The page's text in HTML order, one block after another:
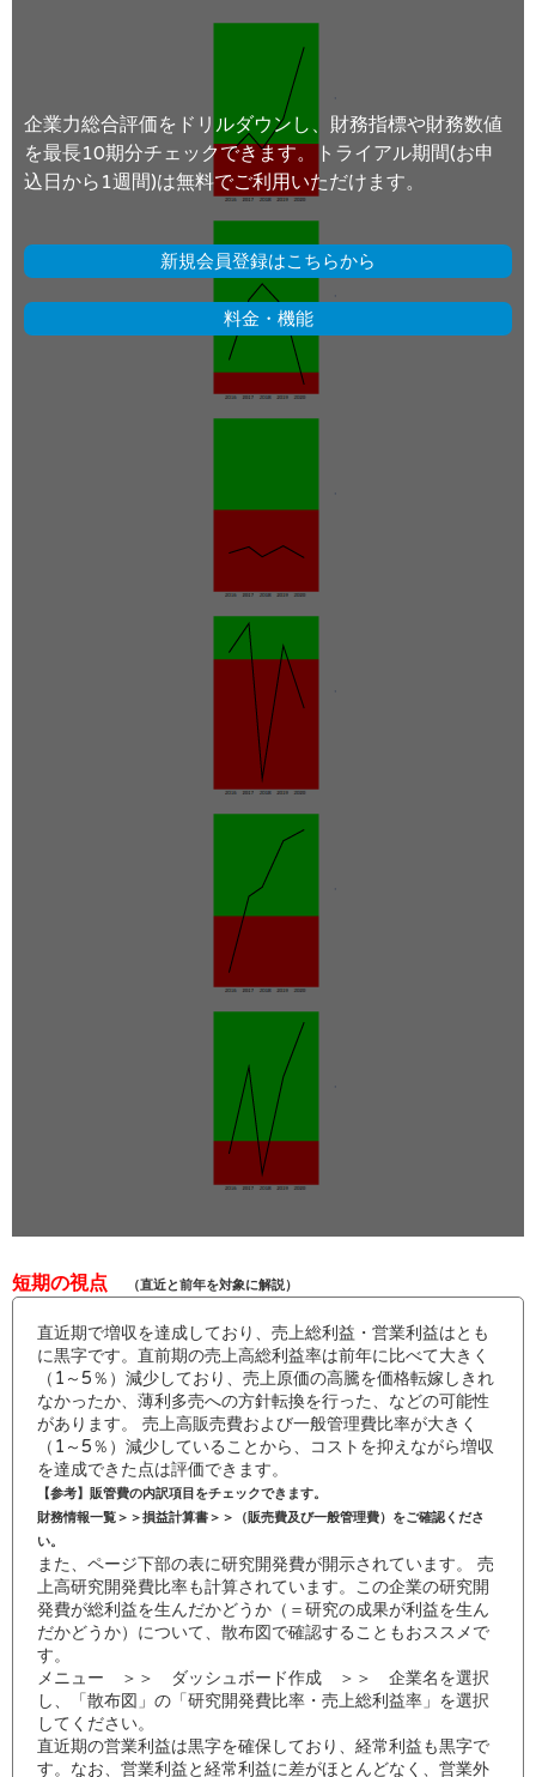
企業力総合評価をドリルダウンし、財務指標や財務数値
を最長10期分チェックできます。トライアル期間(お申
込日から1週間)は無料でご利用いただけます。
新規会員登録はこちらから
料金・機能
短期の視点 （直近と前年を対象に解説）
直近期で増収を達成しており、売上総利益・営業利益はとも
に黒字です。直前期の売上高総利益率は前年に比べて大きく
（1～5％）減少しており、売上原価の高騰を価格転嫁しきれ
なかったか、薄利多売への方針転換を行った、などの可能性
があります。 売上高販売費および一般管理費比率が大きく
（1～5％）減少していることから、コストを抑えながら増収
を達成できた点は評価できます。
【参考】販管費の内訳項目をチェックできます。
財務情報一覧＞＞損益計算書＞＞（販売費及び一般管理費）をご確認くださ
い。
また、ページ下部の表に研究開発費が開示されています。 売
上高研究開発費比率も計算されています。この企業の研究開
発費が総利益を生んだかどうか（＝研究の成果が利益を生ん
だかどうか）について、散布図で確認することもおススメで
す。
メニュー ＞＞ ダッシュボード作成 ＞＞ 企業名を選択
し、「散布図」の「研究開発費比率・売上総利益率」を選択
してください。
直近期の営業利益は黒字を確保しており、経常利益も黒字で
す。なお、営業利益と経常利益に差がほとんどなく、営業外